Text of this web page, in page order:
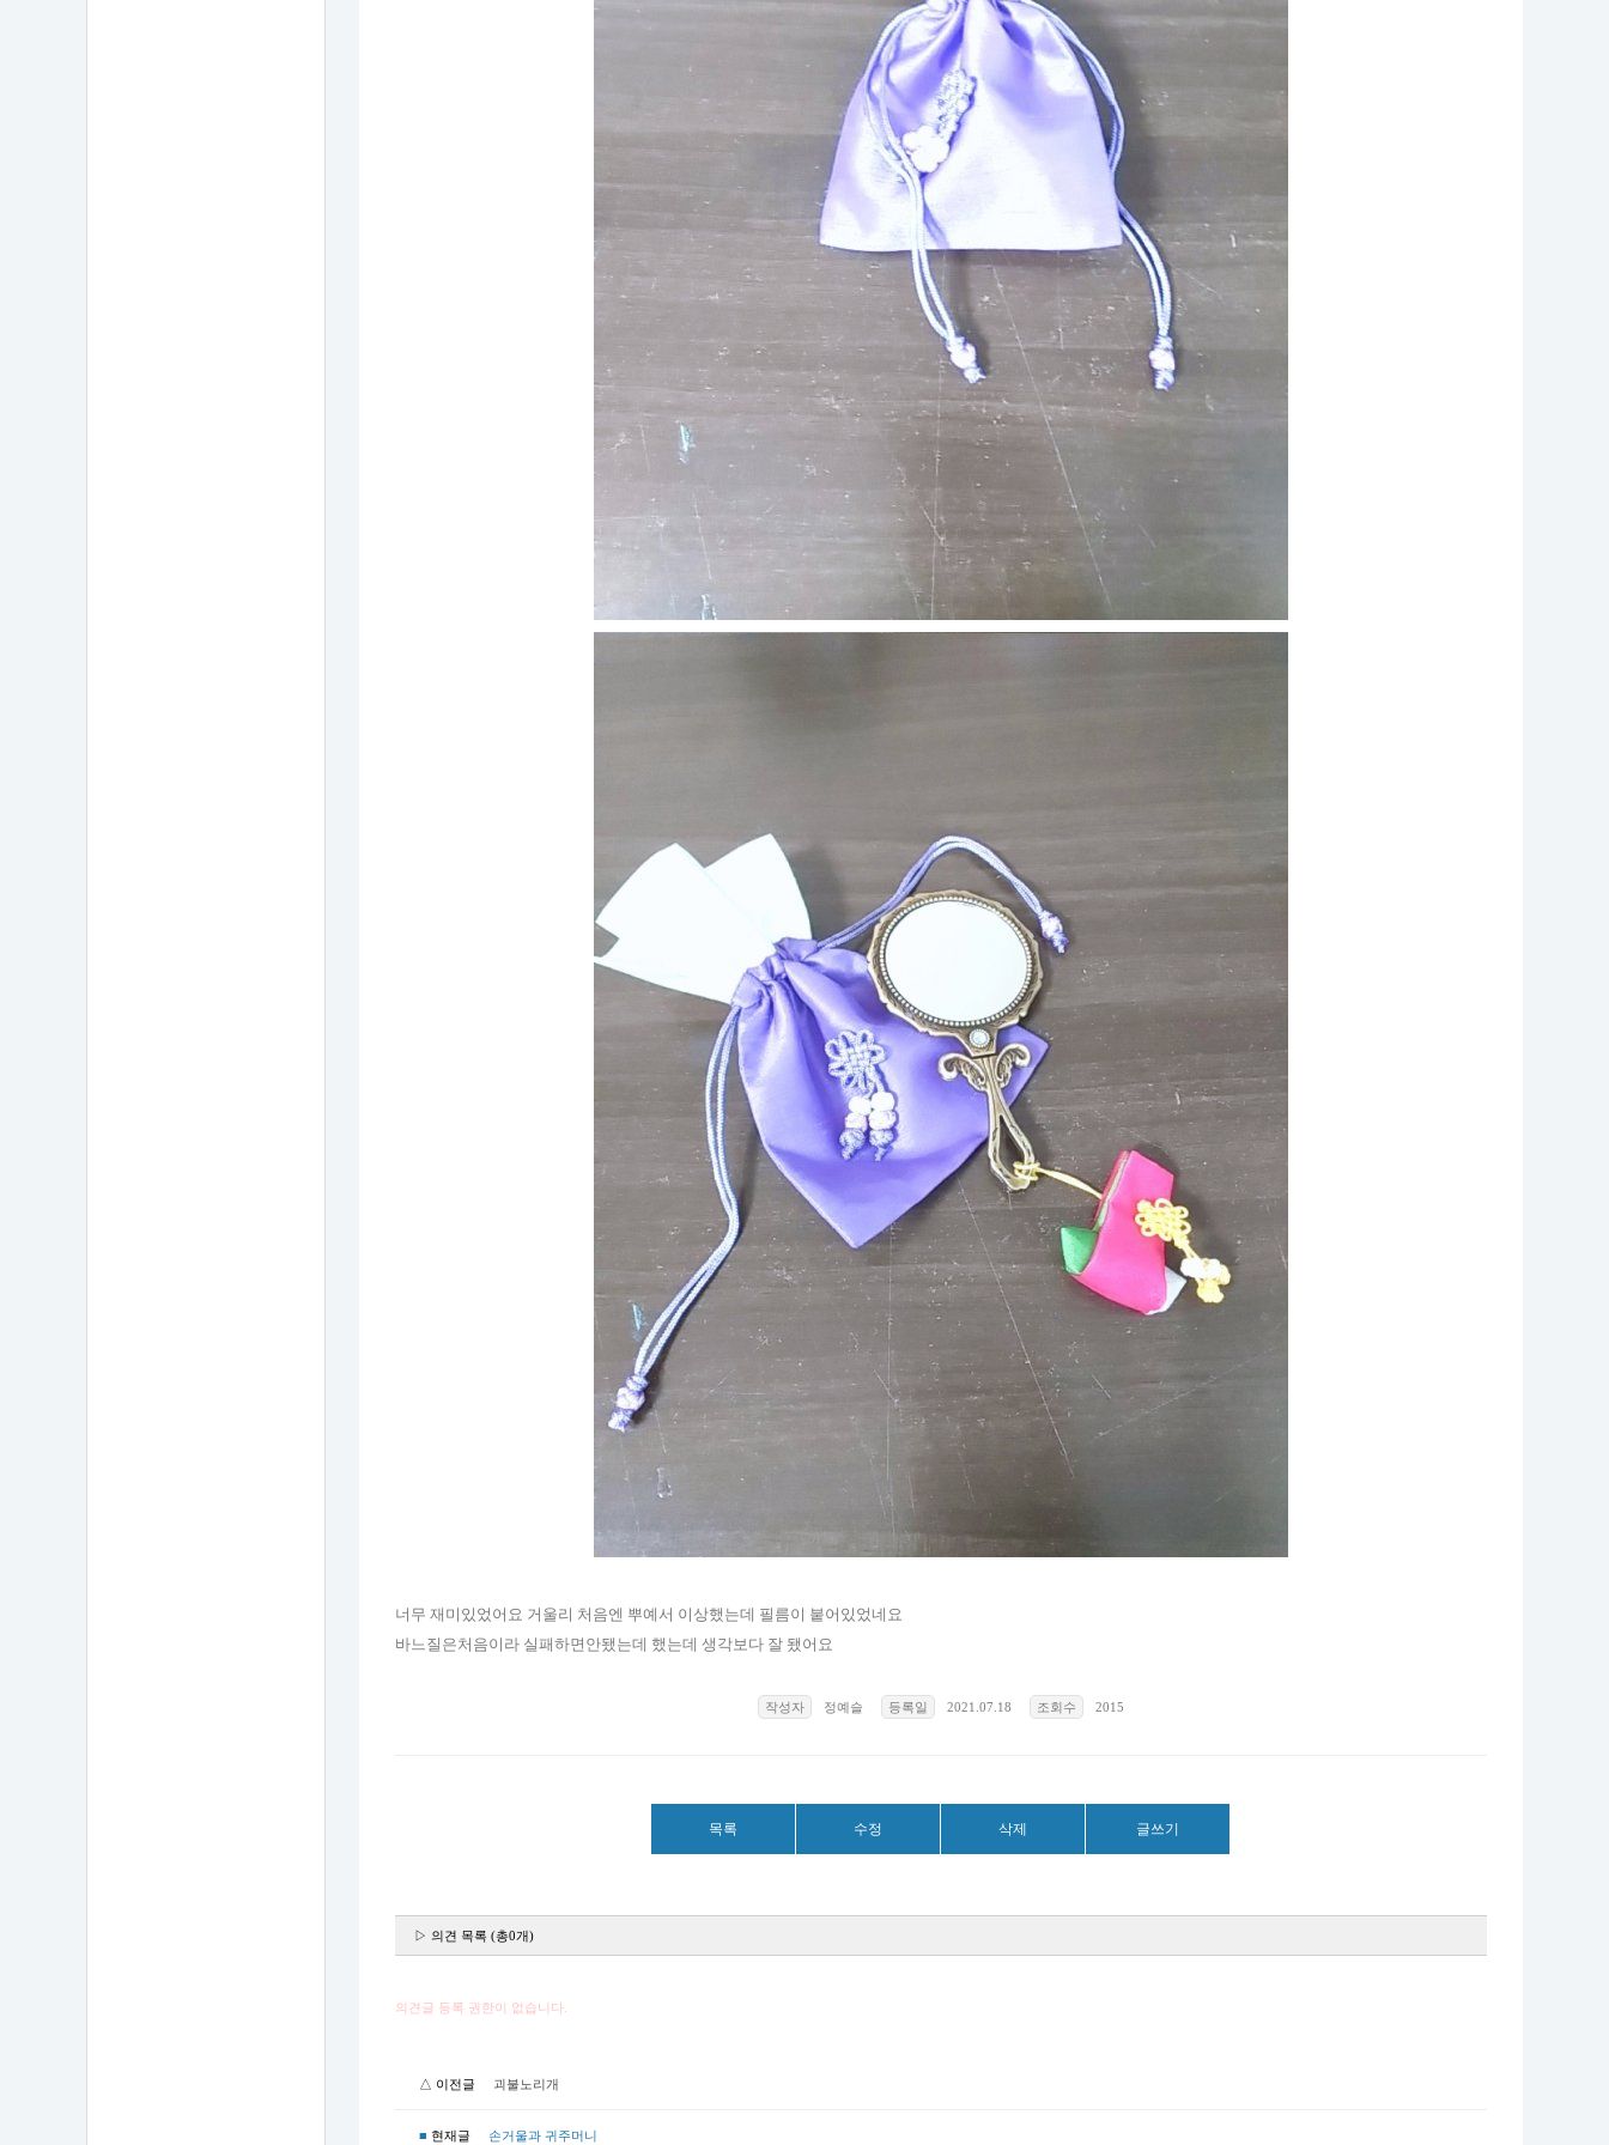
너무 재미있었어요 거울리 처음엔 뿌예서 이상했는데 필름이 붙어있었네요
바느질은처음이라 실패하면안됐는데 했는데 생각보다 잘 됐어요
작성자 정예슬 등록일 2021.07.18 조회수 2015
목록 수정 삭제 글쓰기
▷ 의견 목록 (총0개)
의견글 등록 권한이 없습니다.
△ 이전글 괴불노리개
■ 현재글 손거울과 귀주머니